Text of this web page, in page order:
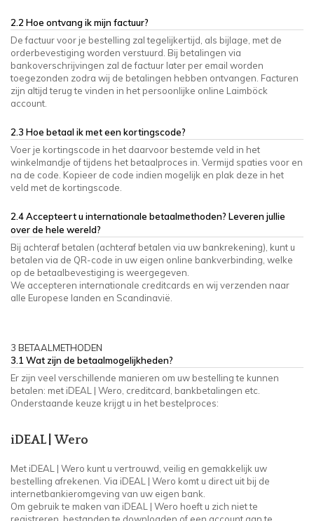
2.2 Hoe ontvang ik mijn factuur?
De factuur voor je bestelling zal tegelijkertijd, als bijlage, met de
orderbevestiging worden verstuurd. Bij betalingen via
bankoverschrijvingen zal de factuur later per email worden
toegezonden zodra wij de betalingen hebben ontvangen. Facturen
zijn altijd terug te vinden in het persoonlijke online Laimböck
account.
2.3 Hoe betaal ik met een kortingscode?
Voer je kortingscode in het daarvoor bestemde veld in het
winkelmandje of tijdens het betaalproces in. Vermijd spaties voor en
na de code. Kopieer de code indien mogelijk en plak deze in het
veld met de kortingscode.
2.4 Accepteert u internationale betaalmethoden? Leveren jullie
over de hele wereld?
Bij achteraf betalen (achteraf betalen via uw bankrekening), kunt u
betalen via de QR-code in uw eigen online bankverbinding, welke
op de betaalbevestiging is weergegeven.
We accepteren internationale creditcards en wij verzenden naar
alle Europese landen en Scandinavië.
3 BETAALMETHODEN
3.1 Wat zijn de betaalmogelijkheden?
Er zijn veel verschillende manieren om uw bestelling te kunnen
betalen: met iDEAL | Wero , creditcard, bankbetalingen etc.
Onderstaande keuze krijgt u in het bestelproces:
iDEAL |Wero
Met iDEAL | Wero kunt u vertrouwd, veilig en gemakkelijk uw
bestelling afrekenen. Via iDEAL | Wero komt u direct uit bij de
internetbankieromgeving van uw eigen bank.
Om gebruik te maken van iDEAL | Wero hoeft u zich niet te
registreren, bestanden te downloaden of een account aan te